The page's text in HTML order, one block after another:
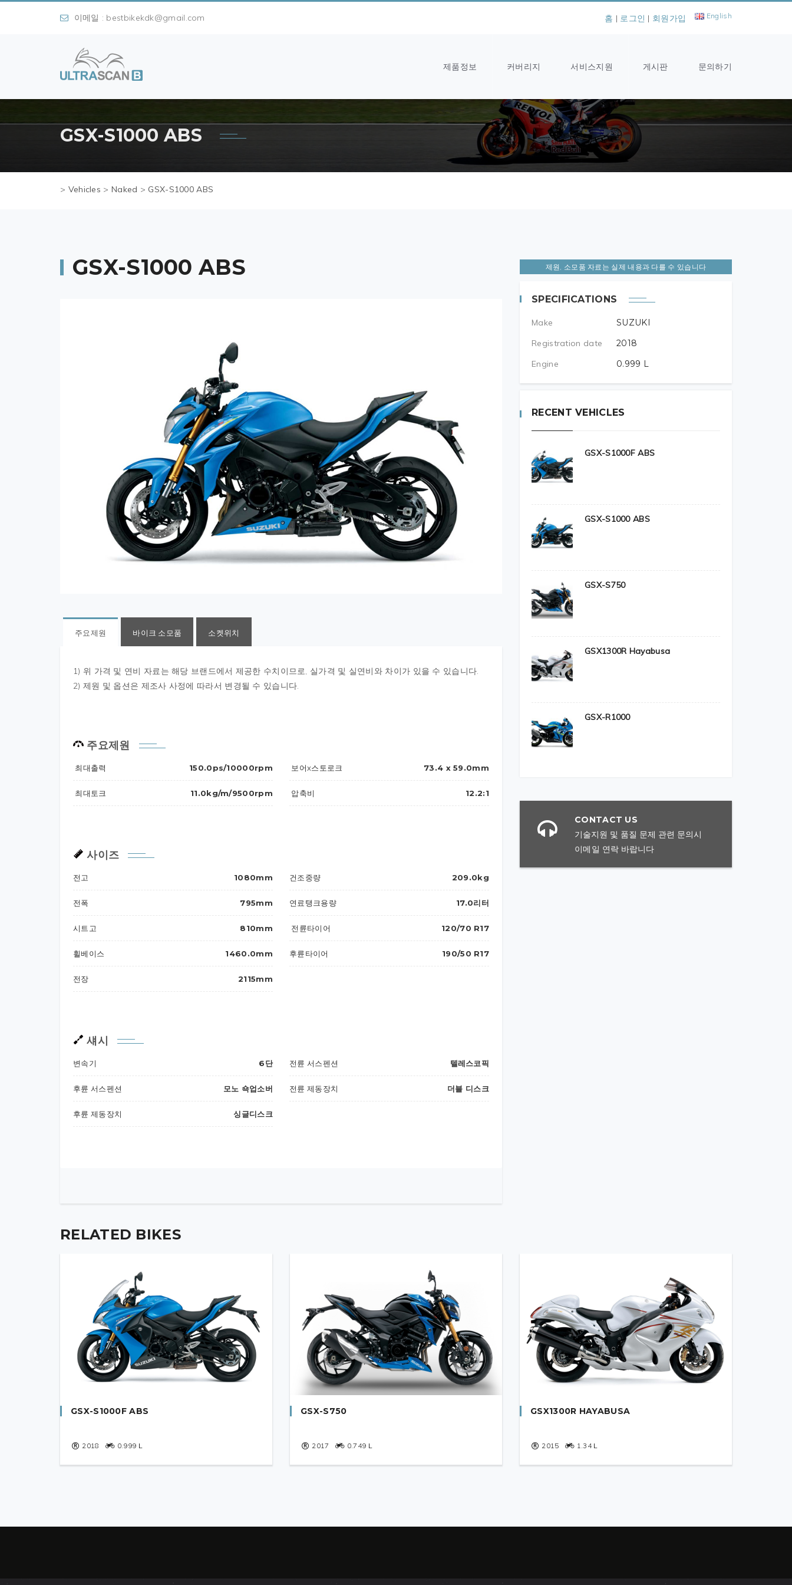
이메일 : bestbikekdk@gmail.com 홈 | 로그인 | 회원가입 English
제품정보 커버리지 서비스지원 게시판 문의하기
GSX-S1000 ABS
> Vehicles > Naked > GSX-S1000 ABS
GSX-S1000 ABS
주요제원 바이크 소모품 소켓위치
1) 위 가격 및 연비 자료는 해당 브랜드에서 제공한 수치이므로, 실가격 및 실연비와 차이가 있을 수 있습니다.
2) 제원 및 옵션은 제조사 사정에 따라서 변경될 수 있습니다.
주요제원
최대출력 150.0ps/10000rpm
최대토크 11.0kg/m/9500rpm
보어x스토로크 73.4 x 59.0mm
압축비 12.2:1
사이즈
전고 1080mm
전폭 795mm
시트고 810mm
휠베이스 1460.0mm
전장 2115mm
건조중량 209.0kg
연료탱크용량 17.0리터
전륜타이어 120/70 R17
후륜타이어 190/50 R17
섀시
변속기 6단
후륜 서스펜션 모노 쇽업소버
후륜 제동장치 싱글디스크
전륜 서스펜션 텔레스코픽
전륜 제동장치 더블 디스크
전용량
오일 필터 교환시
점화플러그
Spark Plug (NGK)
배터리
Battery N/A
제원, 소모품 자료는 실제 내용과 다를 수 있습니다
SPECIFICATIONS
Make
SUZUKI
Registration date
2018
Engine
0.999 L
RECENT VEHICLES
GSX-S1000F ABS
GSX-S1000 ABS
GSX-S750
GSX1300R Hayabusa
GSX-R1000
CONTACT US
기술지원 및 품질 문제 관련 문의시
이메일 연락 바랍니다
RELATED BIKES
GSX-S1000F ABS
2018 0.999 L
GSX-S750
2017 0.749 L
GSX1300R HAYABUSA
2015 1.34L